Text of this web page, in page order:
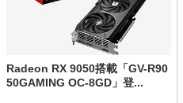
Radeon RX 9050搭載「GV-R90
50GAMING OC-8GD」登...